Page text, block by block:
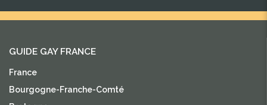
GUIDE GAY FRANCE
France
Bourgogne-Franche-Comté